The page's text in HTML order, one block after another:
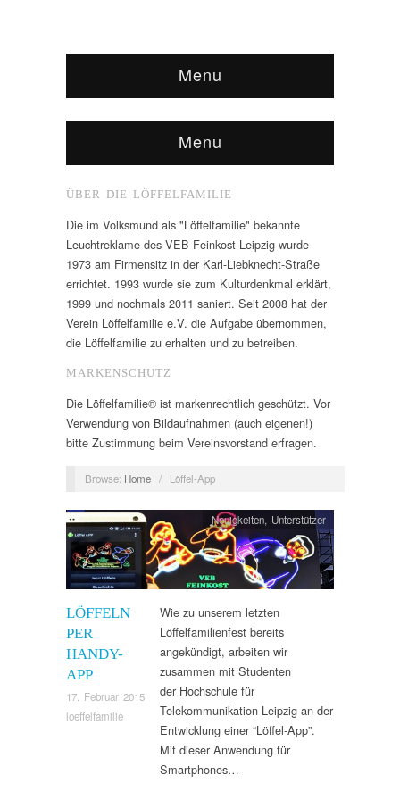
Menu
Menu
ÜBER DIE LÖFFELFAMILIE
Die im Volksmund als "Löffelfamilie" bekannte
Leuchtreklame des VEB Feinkost Leipzig wurde
1973 am Firmensitz in der Karl-Liebknecht-Straße
errichtet. 1993 wurde sie zum Kulturdenkmal erklärt,
1999 und nochmals 2011 saniert. Seit 2008 hat der
Verein Löffelfamilie e.V. die Aufgabe übernommen,
die Löffelfamilie zu erhalten und zu betreiben.
MARKENSCHUTZ
Die Löffelfamilie® ist markenrechtlich geschützt. Vor
Verwendung von Bildaufnahmen (auch eigenen!)
bitte Zustimmung beim Vereinsvorstand erfragen.
Browse: Home / Löffel-App
LÖFFELN
PER
HANDY-
APP
17. Februar 2015
loeffelfamilie
Neuigkeiten, Unterstützer
Wie zu unserem letzten
Löffelfamilienfest bereits
angekündigt, arbeiten wir
zusammen mit Studenten
der Hochschule für
Telekommunikation Leipzig an der
Entwicklung einer “Löffel-App”.
Mit dieser Anwendung für
Smartphones…